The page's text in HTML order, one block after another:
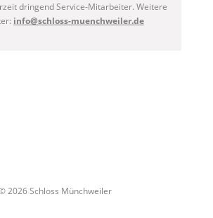
dringend Service-Mitarbeiter. Weitere
info@schloss-muenchweiler.de
2026 Schloss Münchweiler